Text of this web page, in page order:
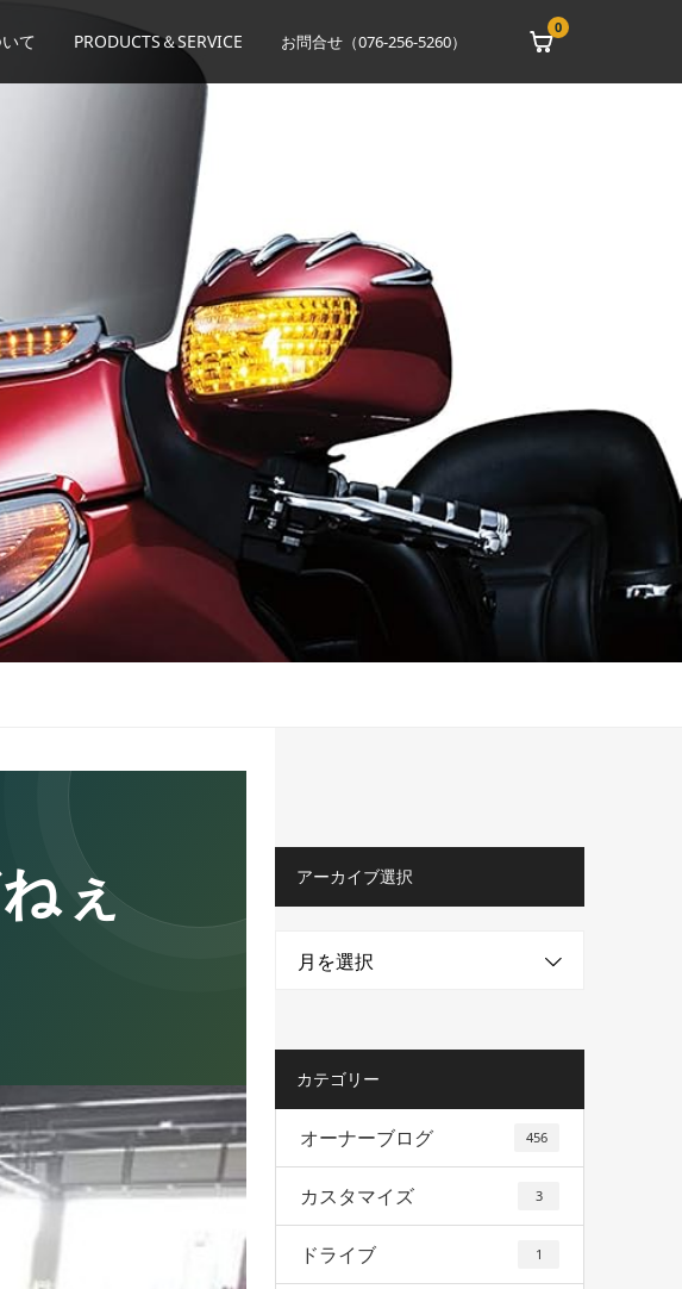
て PRODUCTS＆SERVICE お問合せ（076-256-5260）
0
ぇ
アーカイブ選択
月を選択
カテゴリー
オーナーブログ 456
カスタマイズ 3
ドライブ 1